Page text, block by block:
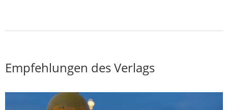
Empfehlungen des Verlags